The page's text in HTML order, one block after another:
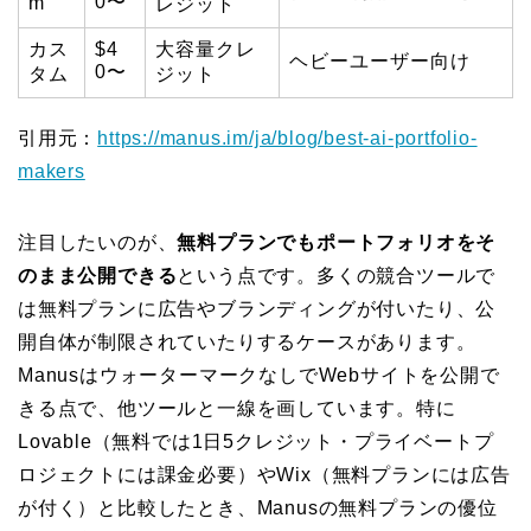
レジット
カス
タム
$4
0〜
大容量クレ
ジット
ヘビーユーザー向け
引用元： https://manus.im/ja/blog/best-ai-portfolio-
makers
注目したいのが、無料プランでもポートフォリオをそ
のまま公開できるという点です。多くの競合ツールで
は無料プランに広告やブランディングが付いたり、公
開自体が制限されていたりするケースがあります。
ManusはウォーターマークなしでWebサイトを公開で
きる点で、他ツールと一線を画しています。特に
Lovable（無料では1日5クレジット・プライベートプ
ロジェクトには課金必要）やWix（無料プランには広告
が付く）と比較したとき、Manusの無料プランの優位